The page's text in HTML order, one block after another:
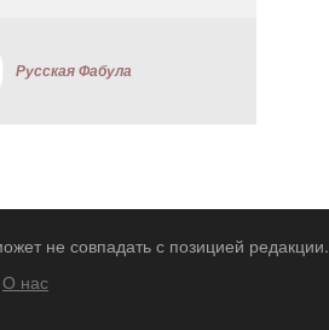
Русская Фабула
не совпадать с позицией редакции.
О нас